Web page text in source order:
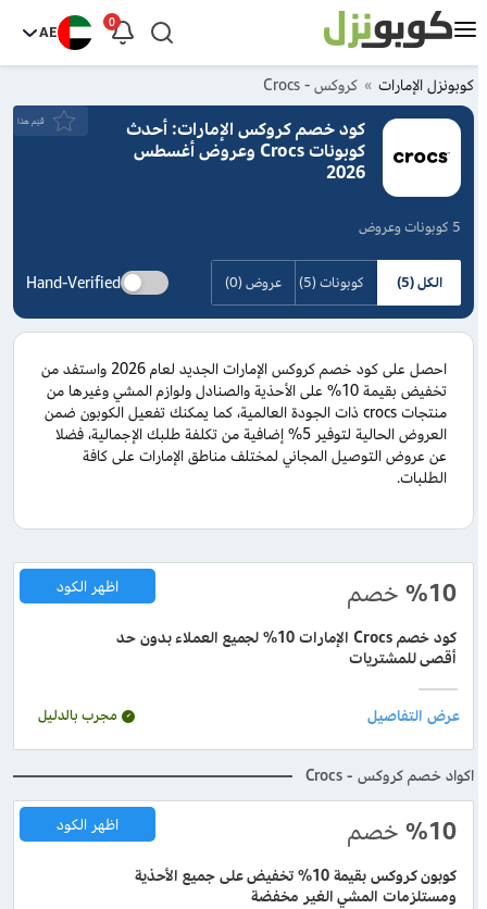
0
AE
كوبونزل الإمارات كروكس - Crocs
كود خصم كروكس الإمارات: أحدث
كوبونات Crocs وعروض أغسطس
2026
5 كوبونات وعروض
قيَم هذا
الكل (5) كوبونات (5) عروض (0) Hand-Verified
احصل على كود خصم كروكس الإمارات الجديد لعام 2026 واستفد من
تخفيض بقيمة 10% على الأحذية والصنادل ولوازم المشي وغيرها من
منتجات crocs ذات الجودة العالمية، كما يمكنك تفعيل الكوبون ضمن
العروض الحالية لتوفير 5% إضافية من تكلفة طلبك الإجمالية، فضلا
عن عروض التوصيل المجاني لمختلف مناطق الإمارات على كافة
الطلبات.
%10 خصم
كود خصم Crocs الإمارات 10% لجميع العملاء بدون حد
أقصى للمشتريات
اظهر الكود
مجرب بالدليل
اكواد خصم كروكس - Crocs
%10 خصم
كوبون كروكس بقيمة 10% تخفيض على جميع الأحذية
ومستلزمات المشي الغير مخفضة
اظهر الكود